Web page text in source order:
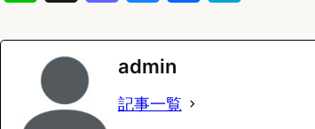
e
admin
記事一覧